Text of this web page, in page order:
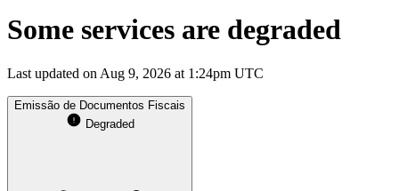
Some services are degraded
Last updated on Aug 9, 2026 at 1:24pm UTC
Emissão de Documentos Fiscais
Degraded